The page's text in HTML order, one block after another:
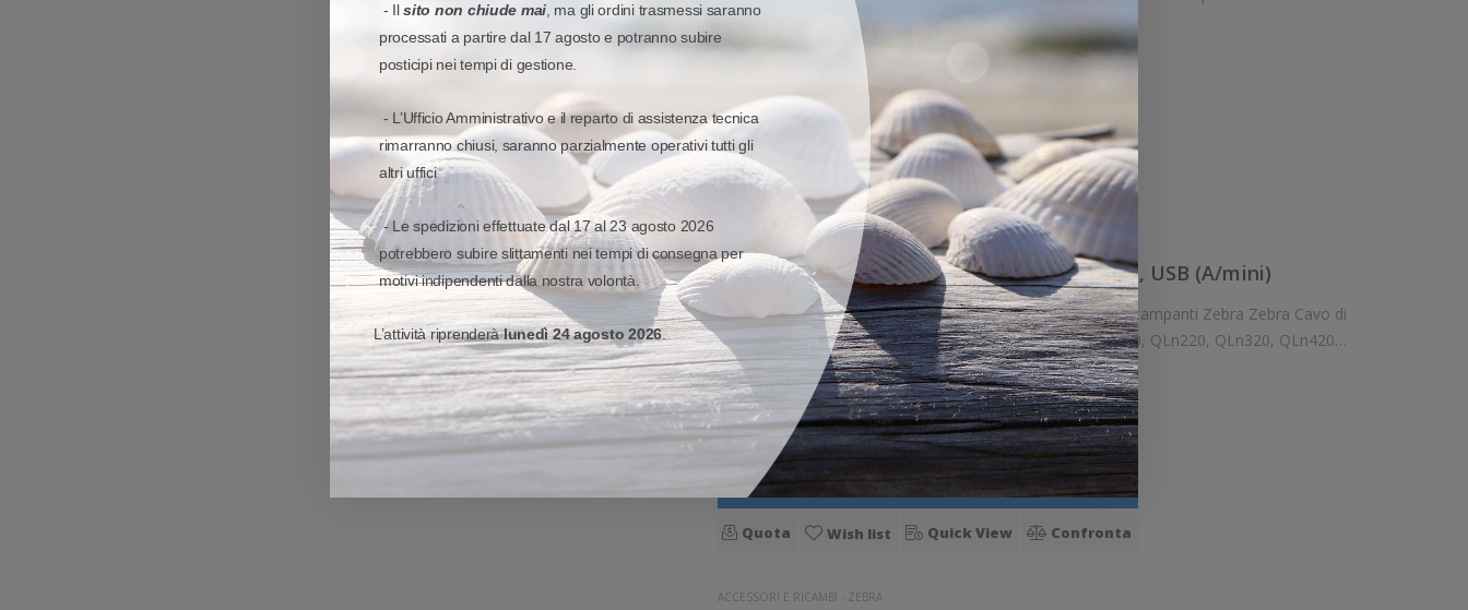
- Ilsito non chiude mai, ma gli ordini trasmessi saranno
processati a partire dal 17 agosto e potranno subire
posticipi nei tempi di gestione.
- L’Ufficio Amministrativo e il reparto di assistenza tecnica
rimarranno chiusi, saranno parzialmente operativi tutti gli
altri uffici
- Le spedizioni effettuate dal 17 al 23 agosto 2026
potrebbero subire slittamenti nei tempi di consegna per
motivi indipendenti dalla nostra volontà.
L’attività riprenderàlunedì 24 agosto 2026.
23,38 €
29,23 € 19,16€ Iva:4,22 €
Disponibile
Aggiungi al carrello
Quota Wish list Quick View Confronta
ACCESSORI E RICAMBI ZEBRA
P1031365-055 - Zebra Cavo di collegamento, USB (A/mini)
Cavo di interfaccia ricambio e\o accessorio opzionale per stampanti Zebra Zebra Cavo di
collegamento, USB (A/mini), antistrappo, adatto per: ZQ600, QLn220, QLn320, QLn420
28,19 €
Prezzo di listino:35,29 € Imponibile:23,11€ Iva:5,08 €
Disponibile
Aggiungi al carrello
Quota Wish list Quick View Confronta
ACCESSORI E RICAMBI - ZEBRA